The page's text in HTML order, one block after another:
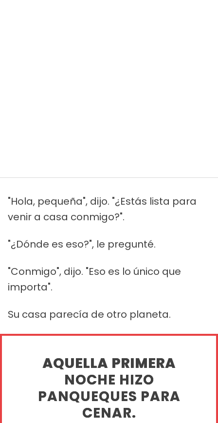
"Hola, pequeña", dijo. "¿Estás lista para
venir a casa conmigo?".
"¿Dónde es eso?", le pregunté.
"Conmigo", dijo. "Eso es lo único que
importa".
Su casa parecía de otro planeta.
AQUELLA PRIMERA
NOCHE HIZO
PANQUEQUES PARA
CENAR.